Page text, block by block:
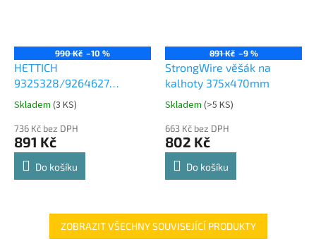
990 Kč –10 %
HETTICH
9325328/9264627
Comfort Spin 360° otočná
police 8kg
Průměrné
produktu
je
4,8
Skladem (3 KS)
736 Kč bez DPH
891 Kč
Do košíku
891 Kč –9 %
StrongWire věšák na
kalhoty 375x470mm
Průměrné
produktu
je
4,8
Skladem (>5 KS)
663 Kč bez DPH
802 Kč
Do košíku
ZOBRAZIT VŠECHNY SOUVISEJÍCÍ PRODUKTY